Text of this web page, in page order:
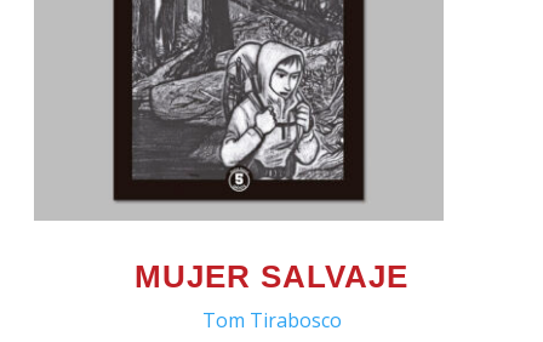
MUJER SALVAJE
Tom Tirabosco